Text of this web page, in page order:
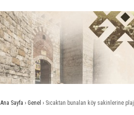
Ana Sayfa › Genel › Sıcaktan bunalan köy sakinlerine plaj